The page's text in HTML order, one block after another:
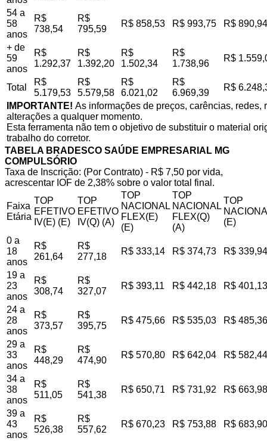
54 a
58
anos
R$
738,54
R$
795,59
R$ 858,53 R$ 993,75 R$ 890,94
+ de
59
anos
R$
1.292,37
R$
1.392,20
R$
1.502,34
R$
1.738,96
R$
Total
R$
5.179,53
R$
5.579,58
R$
6.021,02
R$
6.969,39
R$
IMPORTANTE! As informações de preços, carências,
alterações a qualquer momento.
Esta ferramenta não tem o objetivo de substituir o material
trabalho do corretor.
TABELA BRADESCO SAÚDE EMPRESARIAL MG
COMPULSÓRIO
Taxa de Inscrição: (Por Contrato) - R$ 7,50 por vida,
acrescentar IOF de 2,38% sobre o valor total final.
Faixa
Etária
TOP
EFETIVO
IV(E) (E)
TOP
EFETIVO
IV(Q) (A)
TOP
NACIONAL
FLEX(E)
(E)
TOP
NACIONAL
FLEX(Q)
(A)
TOP
(E)
0 a
18
anos
R$
261,64
R$
277,18
R$ 333,14 R$ 374,73 R$ 339,94
19 a
23
anos
R$
308,74
R$
327,07
R$ 393,11 R$ 442,18 R$ 401,13
24 a
28
anos
R$
373,57
R$
395,75
R$ 475,66 R$ 535,03 R$ 485,36
29 a
33
anos
R$
448,29
R$
474,90
R$ 570,80 R$ 642,04 R$ 582,44
34 a
38
anos
R$
511,05
R$
541,38
R$ 650,71 R$ 731,92 R$ 663,98
39 a
43
anos
R$
526,38
R$
557,62
R$ 670,23 R$ 753,88 R$ 683,90